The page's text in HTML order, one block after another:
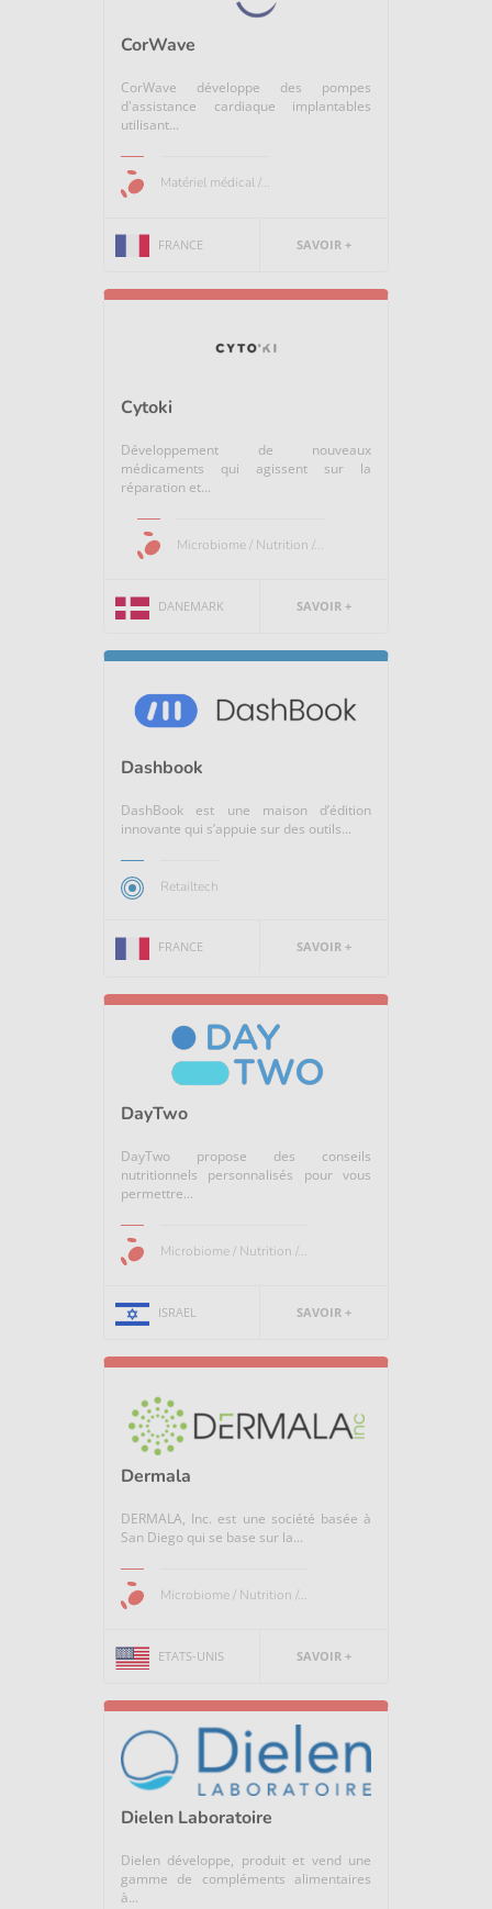
CorWave
CorWave développe des pompes
d'assistance cardiaque implantables
utilisant...
Matériel médical /...
FRANCE SAVOIR +
Cytoki
Développement de nouveaux
médicaments qui agissent sur la
réparation et...
Microbiome / Nutrition /...
DANEMARK SAVOIR +
Dashbook
DashBook est une maison d’édition
innovante qui s’appuie sur des outils...
Retailtech
FRANCE SAVOIR +
DayTwo
DayTwo propose des conseils
nutritionnels personnalisés pour vous
permettre...
Microbiome / Nutrition /...
ISRAEL SAVOIR +
Dermala
DERMALA, Inc. est une société basée à
San Diego qui se base sur la...
Microbiome / Nutrition /...
ETATS-UNIS SAVOIR +
Dielen Laboratoire
Dielen développe, produit et vend une
gamme de compléments alimentaires
à...